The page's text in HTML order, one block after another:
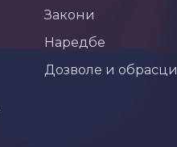
Закони
Наредбе
Дозволе и обрасци